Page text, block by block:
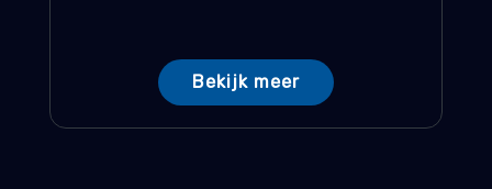
Bekijk meer